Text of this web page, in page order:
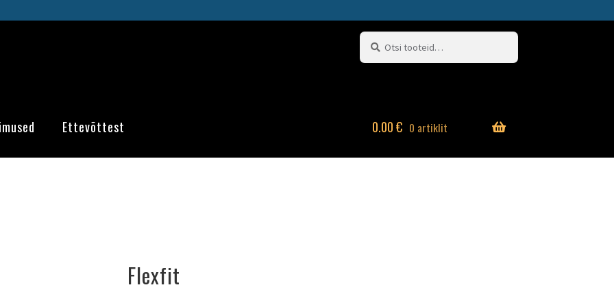
Otsi:
Otsi
Ettevõttest 0.00€ 0 artiklit
Flexfit